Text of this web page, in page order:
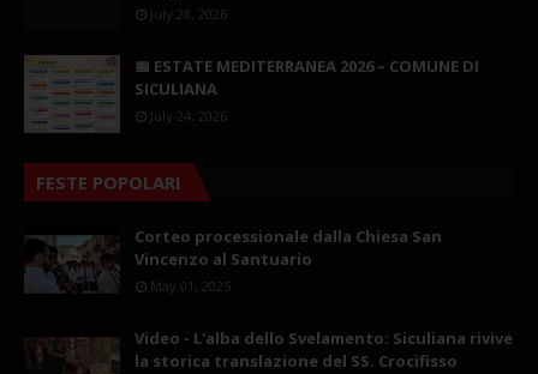
July 28, 2026
📅 ESTATE MEDITERRANEA 2026 – COMUNE DI
SICULIANA
July 24, 2026
FESTE POPOLARI
Corteo processionale dalla Chiesa San
Vincenzo al Santuario
May 01, 2025
Video - L'alba dello Svelamento: Siculiana rivive
la storica translazione del SS. Crocifisso